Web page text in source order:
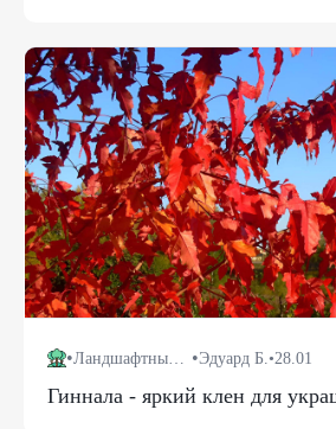
• •Эдуард Б. •28.01
Гиннала - яркий клен для